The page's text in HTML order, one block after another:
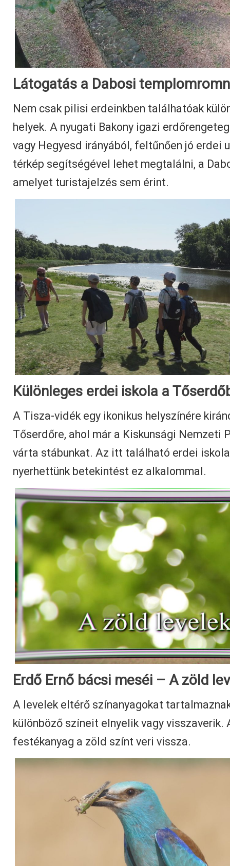
Látogatás a Dabosi
Nem csak pilisi erdeinkben találhatóak
helyek. A nyugati Bakony igazi
vagy Hegyesd irányából, feltűnően jó erdei
térkép segítségével lehet megtalálni, a
amelyet turistajelzés sem érint.
Különleges erdei iskola a
A Tisza-vidék egy ikonikus helyszínére
Tőserdőre, ahol már a Kiskunsági Nemzeti
várta stábunkat. Az itt található erdei
nyerhettünk betekintést ez alkalommal.
Erdő Ernő bácsi meséi – A zöld
A levelek eltérő színanyagokat
különböző színeit elnyelik vagy visszaverik.
festékanyag a zöld színt veri vissza.